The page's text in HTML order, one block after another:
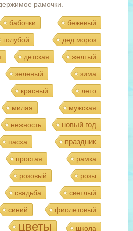
рамочки.
бабочки бежевый
голубой дед мороз
детская желтый
зеленый зима
красный лето
милая мужская
нежность новый год
пасха
праздник
простая рамка
розовый розы
свадьба светлый
синий фиолетовый
цветы школа